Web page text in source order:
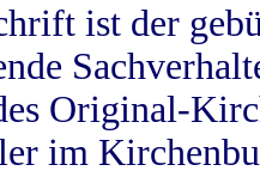
ist der
Original-
im